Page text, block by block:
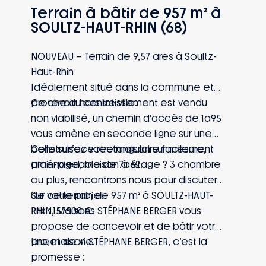
Terrain à bâtir de 957 m² à
SOULTZ-HAUT-RHIN (68)
NOUVEAU – Terrain de 9,57 ares à Soultz-
Haut-Rhin
Idéalement situé dans la commune et
proche du centre ville.
Ce terrain hors lotissement est vendu
non viabilisé, un chemin d’accès de 1a95
vous amène en seconde ligne sur une
belle surface rectangulaire facilement
aménageable de 7a62.
Construisez votre maison sur mesure,
plain-pied, maison à étage ? 3 chambre
ou plus, rencontrons nous pour discuter
de votre projet.
Prix : 157500 €.
Sur ce terrain de 957 m² à SOULTZ-HAUT-
RHIN, Maisons STÉPHANE BERGER vous
propose de concevoir et de bâtir votre
projet de vie.
Une maison STÉPHANE BERGER, c’est la
promesse :